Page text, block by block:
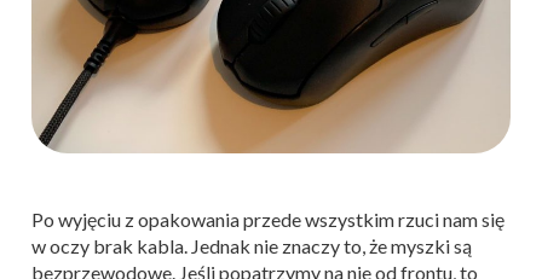
Po wyjęciu z opakowania przede wszystkim rzuci nam się
w oczy brak kabla. Jednak nie znaczy to, że myszki są
bezprzewodowe. Jeśli popatrzymy na nie od frontu, to